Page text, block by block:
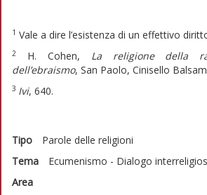
1 Vale a dire l’esistenza di un effettivo
2 H. Cohen, La religione della
dell’ebraismo, San Paolo, Cinisello
3 Ivi, 640.
Tipo
Parole delle religioni
Tema
Ecumenismo - Dialogo
Area